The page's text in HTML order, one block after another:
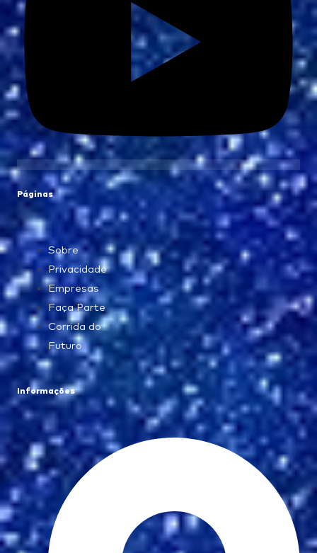
Páginas
Sobre
Privacidade
Empresas
Faça Parte
Corrida do
Futuro
Informações